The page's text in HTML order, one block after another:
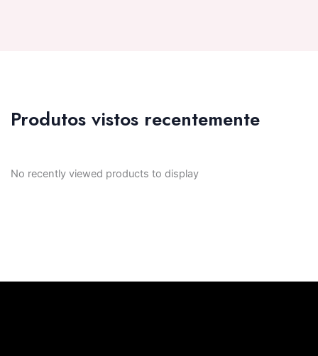
Produtos vistos recentemente
No recently viewed products to display